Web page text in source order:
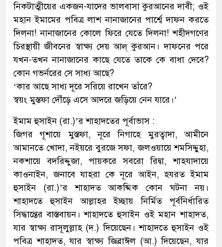
নিকটাত্মীয়ের একজন-যাদের ভালবাসা কুরআনের দাবী; ওই
মহান ইমামের পবিত্র লাশ নানাজানের পার্শ্বে দাফন করতে
দিলনা! নানাজানের কোলে ফিরে যেতে দিলনা! শহীদগণের
চিরস্থায়ী জীবনের স্বাক্ষ্য দেয় আল্ কুরআন। দাফনের পরে
যখন-তখন নানাজানের কাছে যেতে তাকে কে বাধা দেবে?
কোন গভর্নরের সে সাধ্য আছে?
‘কার আছে সাধ্য দূরে সরিয়ে রাখেন তাঁরে?
স্বয়ং মুস্তফা দৌঁড়ে এসে আদরে জড়িয়ে নেন যারে।’
ইমাম হুসাইন (রা.)’র শাহাদতের পূর্বাভাস :
জিগর গূশায়ে মুস্তফা, নূরে নিগাহে মুরত্বাদা, আমীনে
আমানতে খোদা, নইয়রে বুরজে সফা, জলওয়ায়ে শমসিদ্দ্বুহা,
নকশায়ে বদরিদ্দুজা, পায়করে সবরো রিদ্বা, শাহযাদায়ে
কাওনাইন, জনাবে যাহরা কে নূরে আইন, হযরত ইমাম
হুসাইন (রা.)’র শাহাদত আকষ্মিক কোন ঘটনা নয়।
শাহাদতে হুসাইন আল্লাহর ইচ্ছায় নির্মিত পূর্বনির্ধারিত
সিদ্ধান্তের বাস্তবায়ন। শাহাদতে হুসাইন ওই মহান শাহাদত,
যার স্বাক্ষ্য রাসূলুল্লাহ (দ.) দিয়েছেন। শাহাদতে হুসাইন ওই
পবিত্র শাহাদত, যার স্বাক্ষ্য জিব্রাঈল (আ.) দিয়েছেন, যার